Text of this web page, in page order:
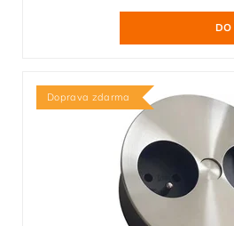
Doprava zdarma